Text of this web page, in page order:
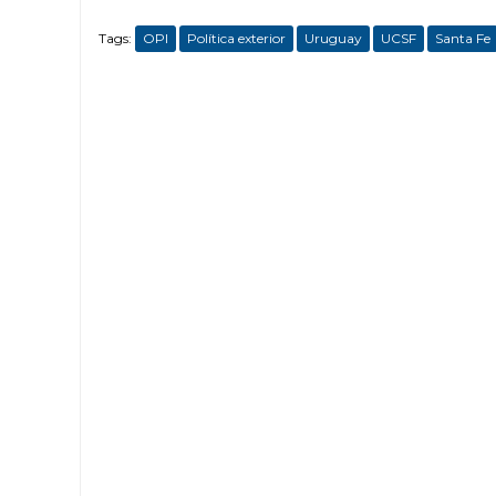
Tags: OPI Política exterior Uruguay UCSF Santa Fe